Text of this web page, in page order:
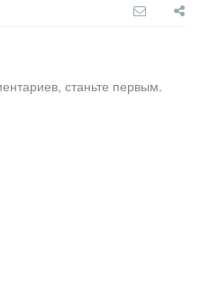
станьте первым.